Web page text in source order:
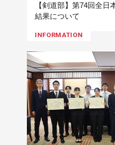
【剣道部】第74回全
結果について
INFORMATION